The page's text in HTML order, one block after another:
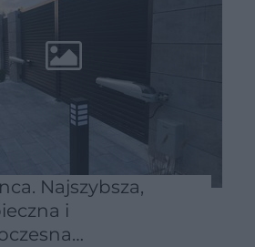
Najszybsza,
i